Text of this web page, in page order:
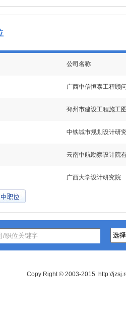
公司名称
广西中信恒泰工程顾
邳州市建设工程施工
中铁城市规划设计研
云南中航勘察设计院
广西大学设计研究院
Copy Right © 2003-2015 http://